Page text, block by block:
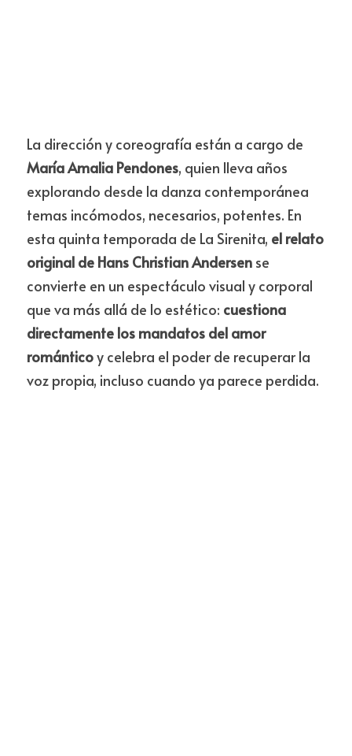
María Amalia Pendones, quien lleva años
explorando desde la danza contemporánea
temas incómodos, necesarios, potentes. En
esta quinta temporada de La Sirenita, el relato
original de Hans Christian Andersen se
convierte en un espectáculo visual y corporal
que va más allá de lo estético: cuestiona
directamente los mandatos del amor
romántico y celebra el poder de recuperar la
voz propia, incluso cuando ya parece perdida.